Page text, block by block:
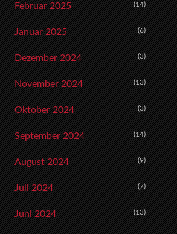
Februar 2025 (14)
Januar 2025 (6)
Dezember 2024 (3)
November 2024 (13)
Oktober 2024 (3)
September 2024 (14)
August 2024 (9)
Juli 2024 (7)
Juni 2024 (13)